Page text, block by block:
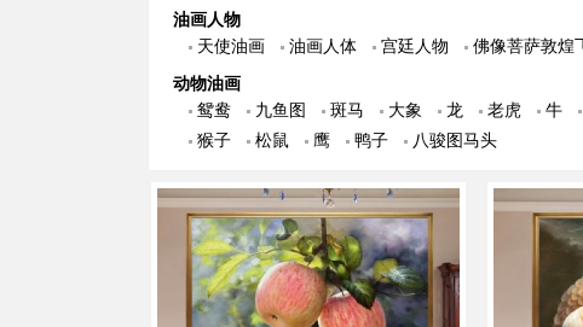
油画人物
天使油画
油画人体 宫廷人物 佛像菩萨敦煌
动物油画
鸳鸯
九鱼图 斑马 大象 龙 老虎 牛
猴子
松鼠 鹰 鸭子 八骏图马头